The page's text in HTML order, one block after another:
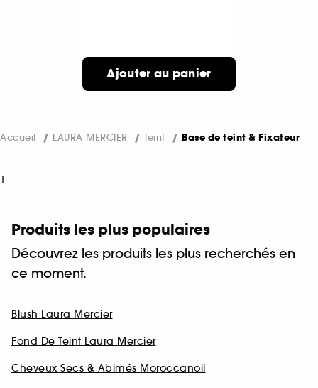
Ajouter au panier
Accueil LAURA MERCIER Teint Base de teint & Fixateur
1
Produits les plus populaires
Découvrez les produits les plus recherchés en
ce moment.
Blush Laura Mercier
Fond De Teint Laura Mercier
Cheveux Secs & Abimés Moroccanoil